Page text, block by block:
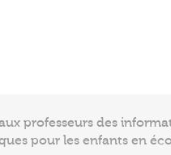
professeurs des
pour les enfants en